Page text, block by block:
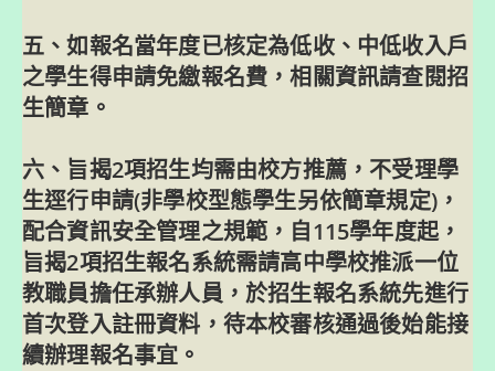
五、如報名當年度已核定為低收、中低收入戶
之學生得申請免繳報名費，相關資訊請查閱招
生簡章。
六、旨揭2項招生均需由校方推薦，不受理學
生逕行申請(非學校型態學生另依簡章規定)，
配合資訊安全管理之規範，自115學年度起，
旨揭2項招生報名系統需請高中學校推派一位
教職員擔任承辦人員，於招生報名系統先進行
首次登入註冊資料，待本校審核通過後始能接
續辦理報名事宜。